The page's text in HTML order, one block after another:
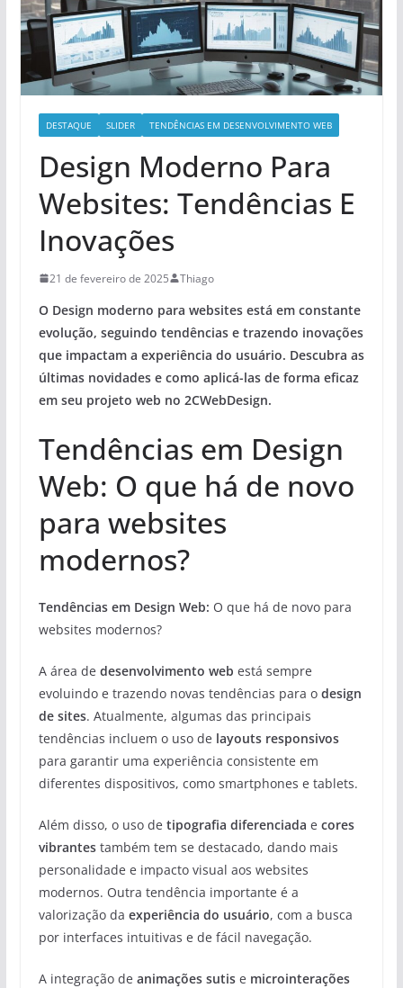
DESTAQUE SLIDER TENDÊNCIAS EM DESENVOLVIMENTO WEB
Design Moderno Para
Websites: Tendências E
Inovações
21 de fevereiro de 2025 Thiago
O Design moderno para websites está em constante
evolução, seguindo tendênciase trazendo inovações
que impactam a experiência do usuário. Descubra as
últimas novidades e como aplicá-las de forma eficaz
em seu projeto web no 2CWebDesign.
Tendências em Design
Web: O que há de novo
para websites
modernos?
Tendências em Design Web: O que há de novo para
websites modernos?
A área de desenvolvimento web está sempre
evoluindo e trazendo novas tendências para o design
de sites. Atualmente, algumas das principais
tendências incluem o uso de layouts responsivos
para garantir uma experiência consistente em
diferentes dispositivos, como smartphones e tablets.
Além disso, o uso de tipografia diferenciada e cores
vibrantestambém tem se destacado, dando mais
personalidade e impacto visual aos websites
modernos. Outra tendência importante é a
valorização da experiência do usuário, com a busca
por interfaces intuitivas e de fácil navegação.
A integração de animações sutise microinterações